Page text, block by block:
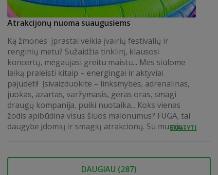
Atrakcijonų nuoma suaugusiems
Ką žmonės įprastai veikia įvairių festivalių ir
renginių metu? Sužaidžia tinklinį, klausosi
koncertų, mėgaujasi greitu maistu... Mes siūlome
laiką praleisti kitaip – energingai ir aktyviai
pajudėti! Įsivaizduokite – linksmybės, adrenalinas,
juokas, azartas, varžymasis, geras oras, smagi
draugų kompanija, puiki nuotaika... Koks vienas
žodis apibūdina visus šiuos malonumus? FUGA, tai
daugybe įdomių ir smagių atrakcionų. Su mumis...
SKAITYTI
DAUGIAU (287)